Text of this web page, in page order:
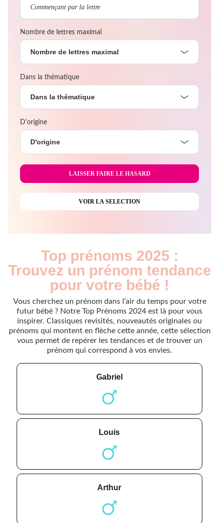
Nombre de lettres maximal
Nombre de lettres maximal
Dans la thématique
Dans la thématique
D'origine
D'origine
Top prénoms 2025 :
Trouvez un prénom tendance
pour votre bébé !
Vous cherchez un prénom dans l’air du temps pour votre
futur bébé ? Notre Top Prénoms 2024 est là pour vous
inspirer. Classiques revisités, nouveautés originales ou
prénoms qui montent en flèche cette année, cette sélection
vous permet de repérer les tendances et de trouver un
prénom qui correspond à vos envies.
gabriel
louis
arthur